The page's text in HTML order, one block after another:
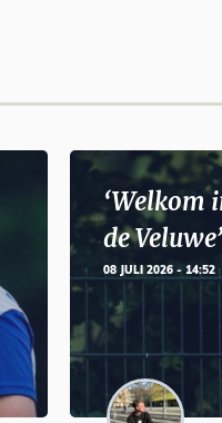
‘Welkom
de Veluwe’
08 JULI 2026 - 14:52